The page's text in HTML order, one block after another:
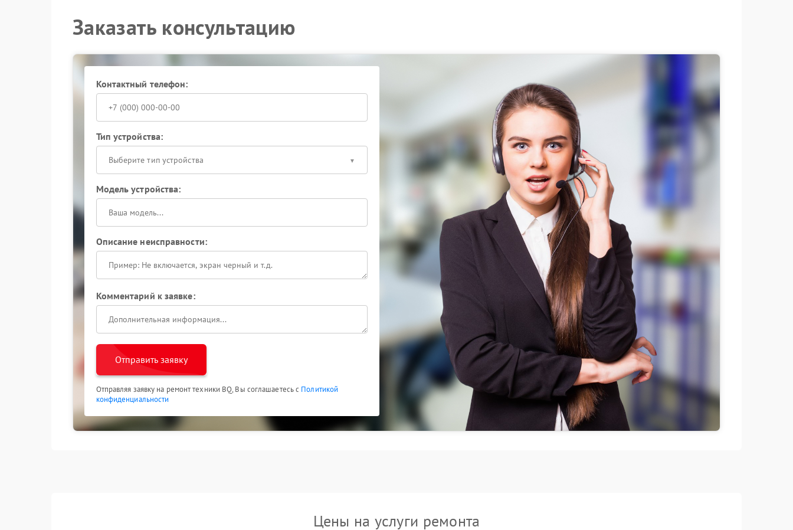
Заказать консультацию
Контактный телефон:
Тип устройства:
Выберите тип устройства
Модель устройства:
Описание неисправности:
Комментарий к заявке:
Отправить заявку
Отправляя заявку на ремонт техники BQ, Вы соглашаетесь с Политикой
конфиденциальности
Цены на услуги ремонта